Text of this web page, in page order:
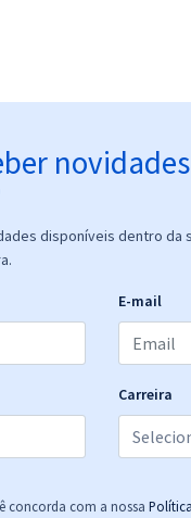
disponíveis dentro da
E-mail
Carreira
concorda com a nossa